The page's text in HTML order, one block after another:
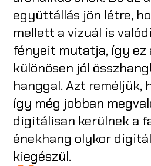
együttállás jön létre,
mellett a vizuál is
fényeit mutatja, így ez
különösen jól
hanggal. Azt reméljük,
így még jobban
digitálisan kerülnek a
énekhang olykor
kiegészül.